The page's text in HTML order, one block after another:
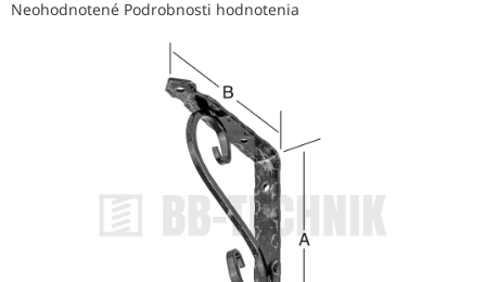
Priemerné
Neohodnotené Podrobnosti hodnotenia